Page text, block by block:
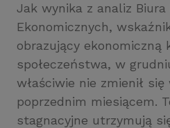
Jak wynika z analiz
Ekonomicznych,
obrazujący ekonomiczną
społeczeństwa, w
właściwie nie zmienił
poprzednim miesiącem.
stagnacyjne utrzymują